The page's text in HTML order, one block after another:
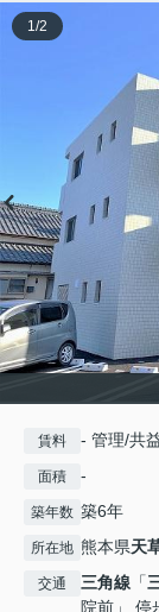
1/2
賃料 - 管理/共
面積 -
築年数 築6年
所在地 熊本県天
交通 三角線 「
院前」 停